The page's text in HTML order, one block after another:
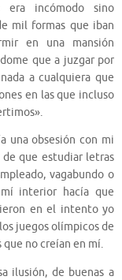
incómodo sino
mil formas que iban
en una mansión
que a juzgar por
a cualquiera que
en las que incluso
una obsesión con mi
que estudiar letras
vagabundo o
interior hacía que
en el intento yo
juegos olímpicos de
que no creían en mí.
ilusión, de buenas a